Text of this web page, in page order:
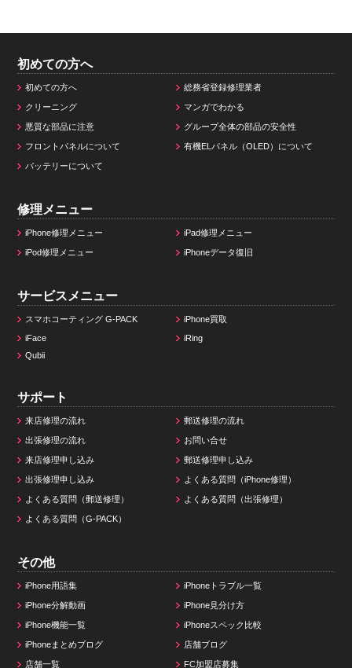
初めての方へ
初めての方へ 総務省登録修理業者
クリーニング マンガでわかる
悪質な部品に注意 グループ全体の部品の安全性
フロントパネルについて 有機ELパネル（OLED）について
バッテリーについて
修理メニュー
iPhone修理メニュー iPad修理メニュー
iPod修理メニュー iPhoneデータ復旧
サービスメニュー
スマホコーティング G-PACK
iPhone買取
iFace
iRing
Qubii
サポート
来店修理の流れ 郵送修理の流れ
出張修理の流れ お問い合せ
来店修理申し込み 郵送修理申し込み
出張修理申し込み よくある質問（iPhone修理）
よくある質問（郵送修理） よくある質問（出張修理）
よくある質問（G-PACK）
その他
iPhone用語集 iPhoneトラブル一覧
iPhone分解動画 iPhone見分け方
iPhone機能一覧 iPhoneスペック比較
iPhoneまとめブログ 店舗ブログ
店舗一覧 FC加盟店募集